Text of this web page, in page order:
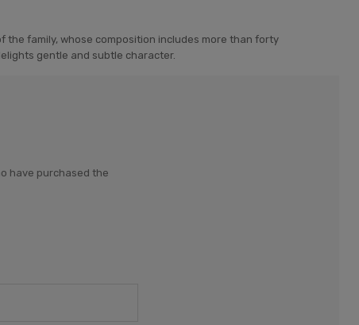
the family, whose composition includes more than forty
gentle and subtle character.
have purchased the